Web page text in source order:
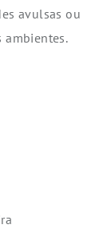
avulsas ou
ambientes.